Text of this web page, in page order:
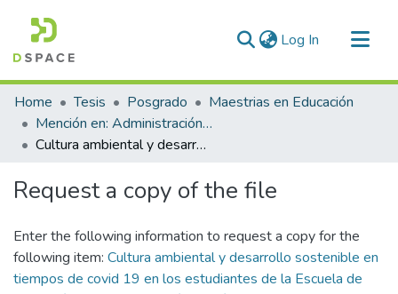
Log In (current)
Communities & Collections
All of DSpace
Statistics
Home Tesis Posgrado
Maestrias en Educación
Mención en: Administración y Gerencia Educativa
Cultura ambiental y desarrollo sostenible en tiempos de covid 19 en los estudiantes de la Escuela de Educación Superior Pedagógica Pública Juliaca, 2021
Request a copy of the file
Enter the following information to request a copy for the
following item: Cultura ambiental y desarrollo sostenible en
tiempos de covid 19 en los estudiantes de la Escuela de